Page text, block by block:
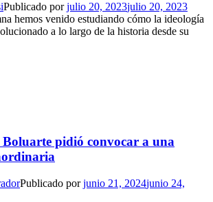
Publicado porjulio 20, 2023julio 20, 2023
hemos venido estudiando cómo la ideología
a lo largo de la historia desde su
pidió convocar a una
Publicado porjunio 21, 2024junio 24,